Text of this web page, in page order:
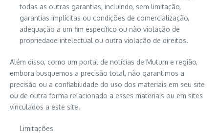
todas as outras garantias, incluindo, sem limitação,
garantias implícitas ou condições de comercialização,
adequação a um fim específico ou não violação de
propriedade intelectual ou outra violação de direitos.
Além disso, como um portal de notícias de Mutum e região,
embora busquemos a precisão total, não garantimos a
precisão ou a confiabilidade do uso dos materiais em seu site
ou de outra forma relacionado a esses materiais ou em sites
vinculados a este site.
Limitações